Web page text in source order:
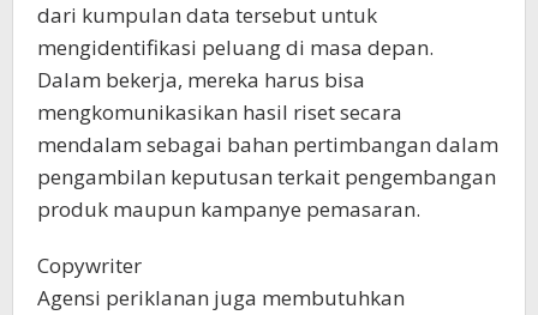
dari kumpulan data tersebut untuk
mengidentifikasi peluang di masa depan.
Dalam bekerja, mereka harus bisa
mengkomunikasikan hasil riset secara
mendalam sebagai bahan pertimbangan dalam
pengambilan keputusan terkait pengembangan
produk maupun kampanye pemasaran.
Copywriter
Agensi periklanan juga membutuhkan